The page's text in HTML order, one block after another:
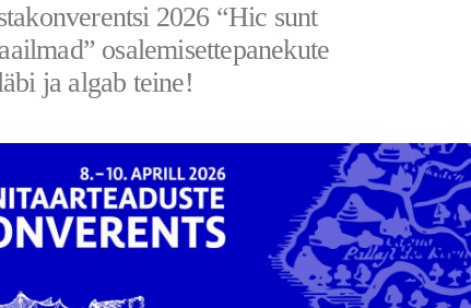
2026 “Hic sunt
osalemisettepanekute
ja algab teine!